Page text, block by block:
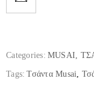
Categories: MUSAI
Tags: Τσάντα Musai